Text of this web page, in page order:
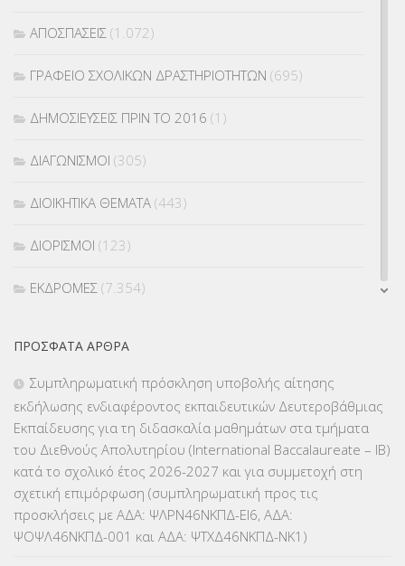
ΑΠΟΣΠΑΣΕΙΣ (1.072)
ΓΡΑΦΕΙΟ ΣΧΟΛΙΚΩΝ ΔΡΑΣΤΗΡΙΟΤΗΤΩΝ (695)
ΔΗΜΟΣΙΕΥΣΕΙΣ ΠΡΙΝ ΤΟ 2016 (1)
ΔΙΑΓΩΝΙΣΜΟΙ (305)
ΔΙΟΙΚΗΤΙΚΑ ΘΕΜΑΤΑ (443)
ΔΙΟΡΙΣΜΟΙ (123)
ΕΚΔΡΟΜΕΣ (7.354)
ΕΠΙΜΟΡΦΩΣΗ Τ.Π.Ε.(10)
ΕΥΡΩΠΑΪΚΑ ΠΡΟΓΡΑΜΜΑΤΑ(230)
ΚΕΣΥ (60)
ΚΕΣΥΠ(109)
ΠΡΌΣΦΑΤΑ ΆΡΘΡΑ
Συμπληρωματική πρόσκληση υποβολής αίτησης
εκδήλωσης ενδιαφέροντος εκπαιδευτικών Δευτεροβάθμιας
Εκπαίδευσης για τη διδασκαλία μαθημάτων στα τμήματα
του Διεθνούς Απολυτηρίου (International Baccalaureate – IB)
κατά το σχολικό έτος 2026-2027 και για συμμετοχή στη
σχετική επιμόρφωση (συμπληρωματική προς τις
προσκλήσεις με ΑΔΑ: ΨΛΡΝ46ΝΚΠΔ-ΕΙ6, ΑΔΑ:
ΨΟΨΛ46ΝΚΠΔ-001 και ΑΔΑ: ΨΤΧΔ46ΝΚΠΔ-ΝΚ1)